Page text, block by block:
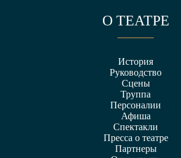
О ТЕАТРЕ
История
Руководство
Сцены
Труппа
Персоналии
Афиша
Спектакли
Пресса о театре
Партнеры